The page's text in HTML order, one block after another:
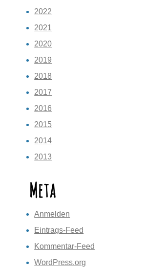
2022
2021
2020
2019
2018
2017
2016
2015
2014
2013
Meta
Anmelden
Eintrags-Feed
Kommentar-Feed
WordPress.org